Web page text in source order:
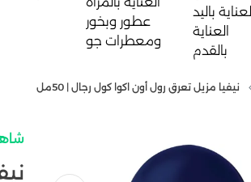
العناية باليد
العناية
بالقدم
عطور وبخور
ومعطرات جو
نيفيا مزيل تعرق رول أون اكوا كول رجال | 50مل